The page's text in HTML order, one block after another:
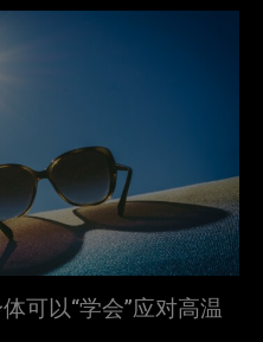
可以“学会”应对高温